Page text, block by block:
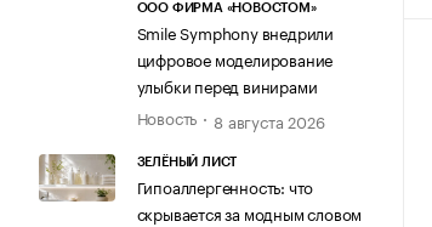
ООО ФИРМА «НОВОСТОМ»
Smile Symphony внедрили
цифровое моделирование
улыбки перед винирами
Новость
8 августа 2026
ЗЕЛЁНЫЙ ЛИСТ
Гипоаллергенность: что
скрывается за модным словом